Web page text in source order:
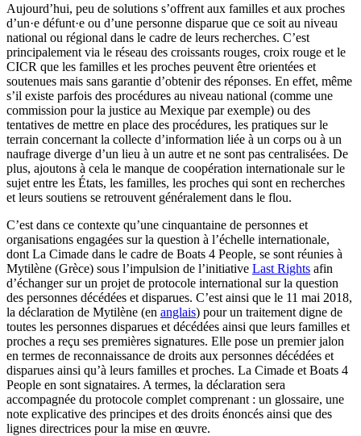
Aujourd’hui, peu de solutions s’offrent aux familles et aux proches
d’un·e défunt·e ou d’une personne disparue que ce soit au niveau
national ou régional dans le cadre de leurs recherches. C’est
principalement via le réseau des croissants rouges, croix rouge et le
CICR que les familles et les proches peuvent être orientées et
soutenues mais sans garantie d’obtenir des réponses. En effet, même
s’il existe parfois des procédures au niveau national (comme une
commission pour la justice au Mexique par exemple) ou des
tentatives de mettre en place des procédures, les pratiques sur le
terrain concernant la collecte d’information liée à un corps ou à un
naufrage diverge d’un lieu à un autre et ne sont pas centralisées. De
plus, ajoutons à cela le manque de coopération internationale sur le
sujet entre les États, les familles, les proches qui sont en recherches
et leurs soutiens se retrouvent généralement dans le flou.
C’est dans ce contexte qu’une cinquantaine de personnes et
organisations engagées sur la question à l’échelle internationale,
dont La Cimade dans le cadre de Boats 4 People, se sont réunies à
Mytilène (Grèce) sous l’impulsion de l’initiative Last Rights afin
d’échanger sur un projet de protocole international sur la question
des personnes décédées et disparues. C’est ainsi que le 11 mai 2018,
la déclaration de Mytilène (en anglais) pour un traitement digne de
toutes les personnes disparues et décédées ainsi que leurs familles et
proches a reçu ses premières signatures. Elle pose un premier jalon
en termes de reconnaissance de droits aux personnes décédées et
disparues ainsi qu’à leurs familles et proches. La Cimade et Boats 4
People en sont signataires. A termes, la déclaration sera
accompagnée du protocole complet comprenant : un glossaire, une
note explicative des principes et des droits énoncés ainsi que des
lignes directrices pour la mise en œuvre.